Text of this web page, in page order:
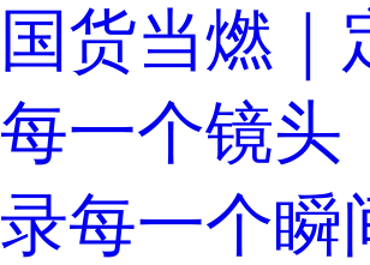
国货当燃｜
每一个镜头
录每一个瞬